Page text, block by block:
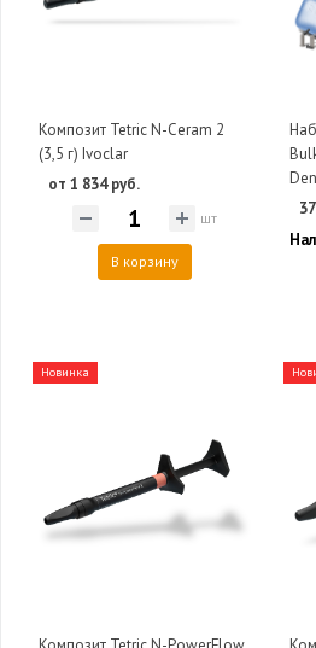
Композит Tetric N-Ceram 2
(3,5 г) Ivoclar
от 1 834 руб.
шт
В корзину
Новинка